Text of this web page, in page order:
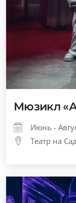
Мюзикл
Июнь -
Театр на